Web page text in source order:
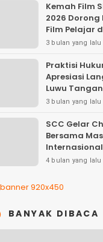
Kemah Film
2026 Dorong
Film Pelajar
3 bulan yang lalu
Praktisi
Apresiasi
Luwu
Sosial
3 bulan yang lalu
SCC Gelar
Bersama
Pelajar Luwu
4 bulan yang lalu
BANYAK DIBACA